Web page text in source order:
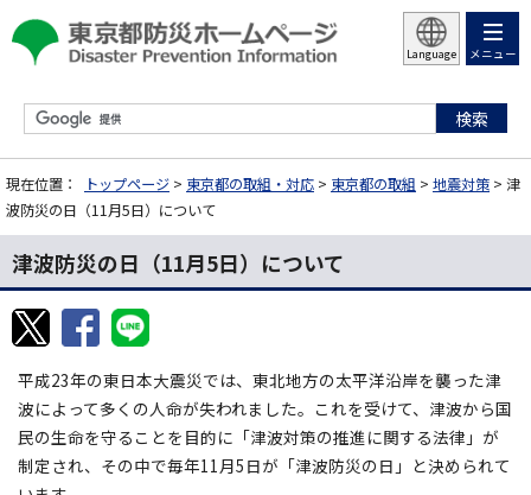
Language メニュー
現在位置： トップページ > 東京都の取組・対応 > 東京都の取組 > 地震対策 > 津
波防災の日（11月5日）について
津波防災の日（11月5日）について
平成23年の東日本大震災では、東北地方の太平洋沿岸を襲った津
波によって多くの人命が失われました。これを受けて、津波から国
民の生命を守ることを目的に「津波対策の推進に関する法律」が
制定され、その中で毎年11月5日が「津波防災の日」と決められて